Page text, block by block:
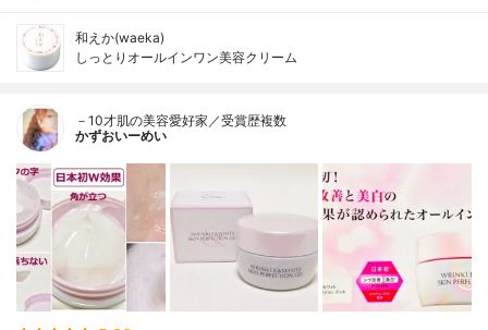
和えか(waeka)
しっとりオールインワン美容クリーム
－10才肌の美容愛好家／受賞歴複数
かずおいーめい